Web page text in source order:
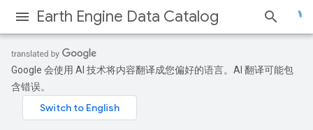
Earth Engine Data Catalog
Google 会使用 AI 技术将内容翻译成您偏好的语言。AI 翻译可能包
含错误。